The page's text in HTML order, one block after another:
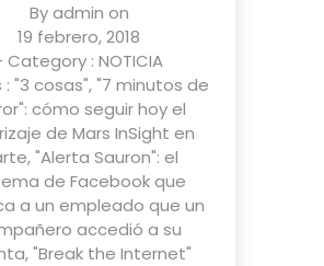
Byadmin on
19 febrero, 2018
Category : NOTICIA
: "3 cosas","7 minutos de
cómo seguir hoy el
de Mars InSight en
,"Alerta Sauron": el
de Facebook que
a un empleado que un
accedió a su
,"Break the Internet"